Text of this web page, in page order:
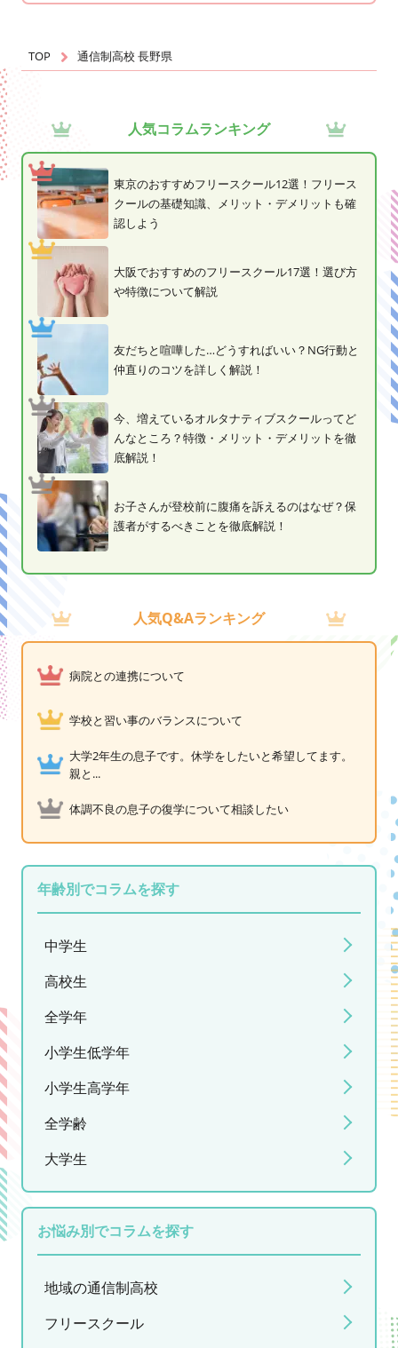
TOP 通信制高校 長野県
人気コラムランキング
東京のおすすめフリースクール12選！フリース
クールの基礎知識、メリット・デメリットも確
認しよう
大阪でおすすめのフリースクール17選！選び方
や特徴について解説
友だちと喧嘩した…どうすればいい？NG行動と
仲直りのコツを詳しく解説！
今、増えているオルタナティブスクールってど
んなところ？特徴・メリット・デメリットを徹
底解説！
お子さんが登校前に腹痛を訴えるのはなぜ？保
護者がするべきことを徹底解説！
人気Q&Aランキング
病院との連携について
学校と習い事のバランスについて
大学2年生の息子です。休学をしたいと希望してます。
親と...
体調不良の息子の復学について相談したい
年齢別でコラムを探す
中学生
高校生
全学年
小学生低学年
小学生高学年
全学齢
大学生
お悩み別でコラムを探す
地域の通信制高校
フリースクール